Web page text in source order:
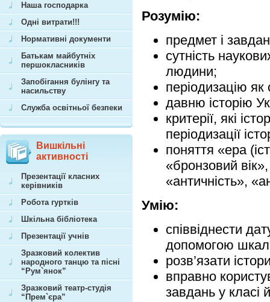
Наша господарка
Одні витрати!!!
Нормативні документи
Батькам майбутніх
першокласників
Запобігання булінгу та
насильству
Служба освітньої безпеки
Вишкільні
активності
Презентації класних
керівників
Робота гуртків
Шкільна бібліотека
Презентації учнів
Зразковий колектив
народного танцю та пісні
“Рум`янок”
Зразковий театр-студія
“Прем`єра”
Розумію:
предмет і
сутність
людини;
періодизацію як
давню історію
критерії, які
періодизації
поняття «ера
«бронзовий
«античність»,
Умію:
співвіднести
допомогою
розв’язати
вправно
завдань у класі